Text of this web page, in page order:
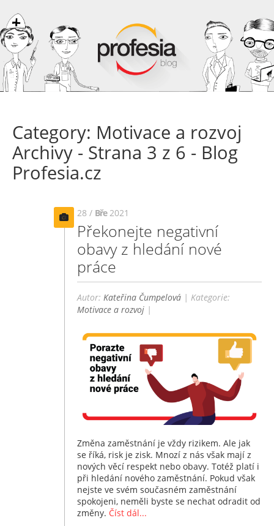
Category: Motivace a rozvoj
Archivy - Strana 3 z 6 - Blog
Profesia.cz
28 / Bře 2021
Překonejte negativní
obavy z hledání nové
práce
Autor:Kateřina Čumpelová | Kategorie:
Motivace a rozvoj |
Změna zaměstnání je vždy rizikem. Ale jak
se říká, risk je zisk. Mnozí z nás však mají z
nových věcí respekt nebo obavy. Totéž platí i
při hledání nového zaměstnání. Pokud však
nejste ve svém současném zaměstnání
spokojeni, neměli byste se nechat odradit od
změny. Číst dál...